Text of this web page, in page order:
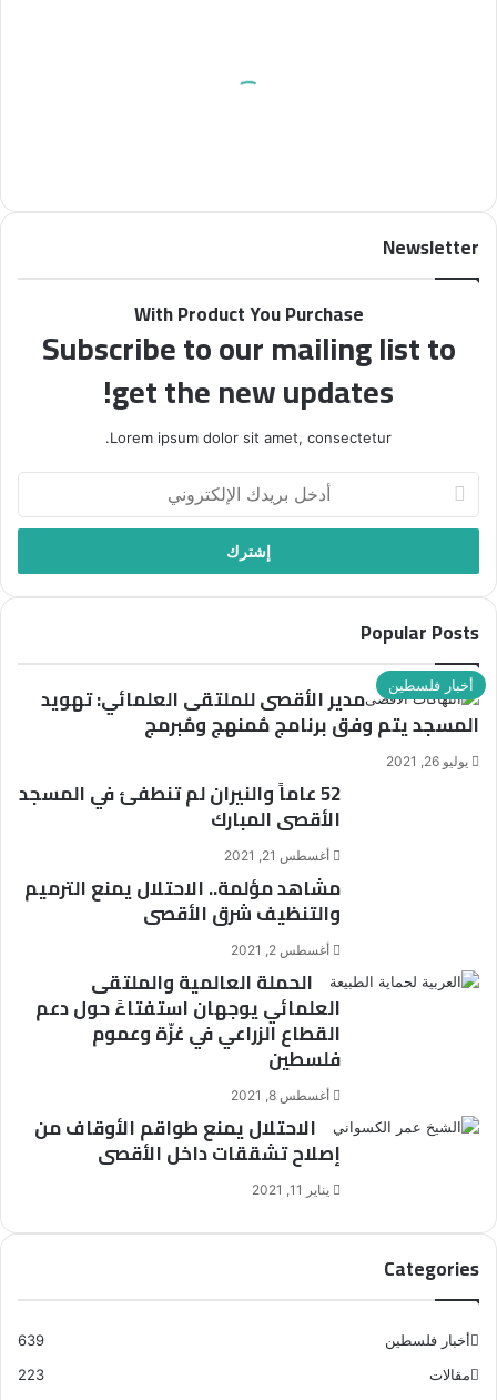
Newsletter
With Product You Purchase
Subscribe to our mailing list to
get the new updates!
Lorem ipsum dolor sit amet, consectetur.
خ
ب
ر
ك
ل
ل
Popular Posts
أخبار فلسطين مدير الأقصى للملتقى العلمائي: تهويد
المسجد يتم وفق برنامج مُمنهج ومُبرمج
يوليو 26, 2021
52 عاماً والنيران لم تنطفئ في المسجد
الأقصى المبارك
أغسطس 21, 2021
مشاهد مؤلمة.. الاحتلال يمنع الترميم
والتنظيف شرق الأقصى
أغسطس 2, 2021
الحملة العالمية والملتقى
العلمائي يوجهان استفتاءً حول دعم
القطاع الزراعي في غزّة وعموم
فلسطين
أغسطس 8, 2021
الاحتلال يمنع طواقم الأوقاف من
إصلاح تشققات داخل الأقصى
يناير 11, 2021
Categories
أخبار فلسطين
639
مقالات
223